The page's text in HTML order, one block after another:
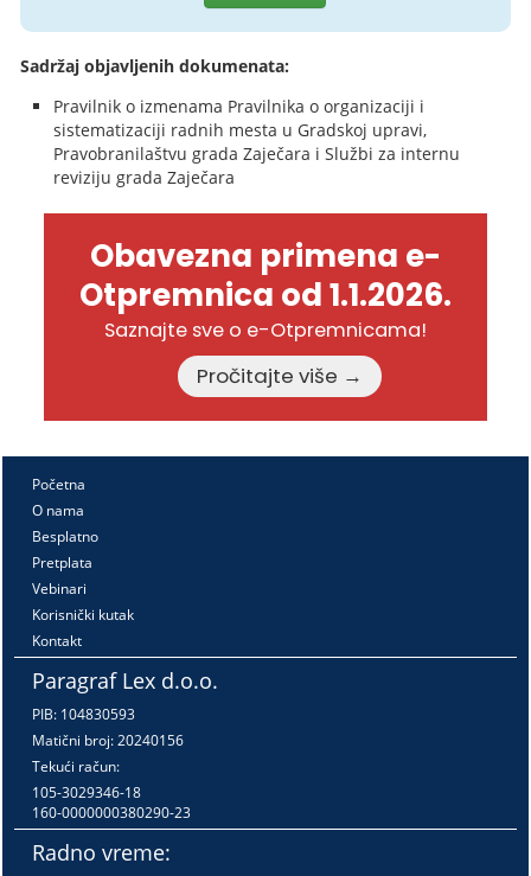
Sadržaj objavljenih dokumenata:
Pravilnik o izmenama Pravilnika o organizaciji i
sistematizaciji radnih mesta u Gradskoj upravi,
Pravobranilaštvu grada Zaječara i Službi za internu
reviziju grada Zaječara
Obavezna primena e-
Otpremnica od 1.1.2026.
Saznajte sve o e-Otpremnicama!
Pročitajte više →
Početna
O nama
Besplatno
Pretplata
Vebinari
Korisnički kutak
Kontakt
Paragraf Lex d.o.o.
PIB: 104830593
Matični broj: 20240156
Tekući račun:
105-3029346-18
160-0000000380290-23
Radno vreme: